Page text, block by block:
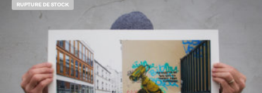
RUPTURE DE STOCK